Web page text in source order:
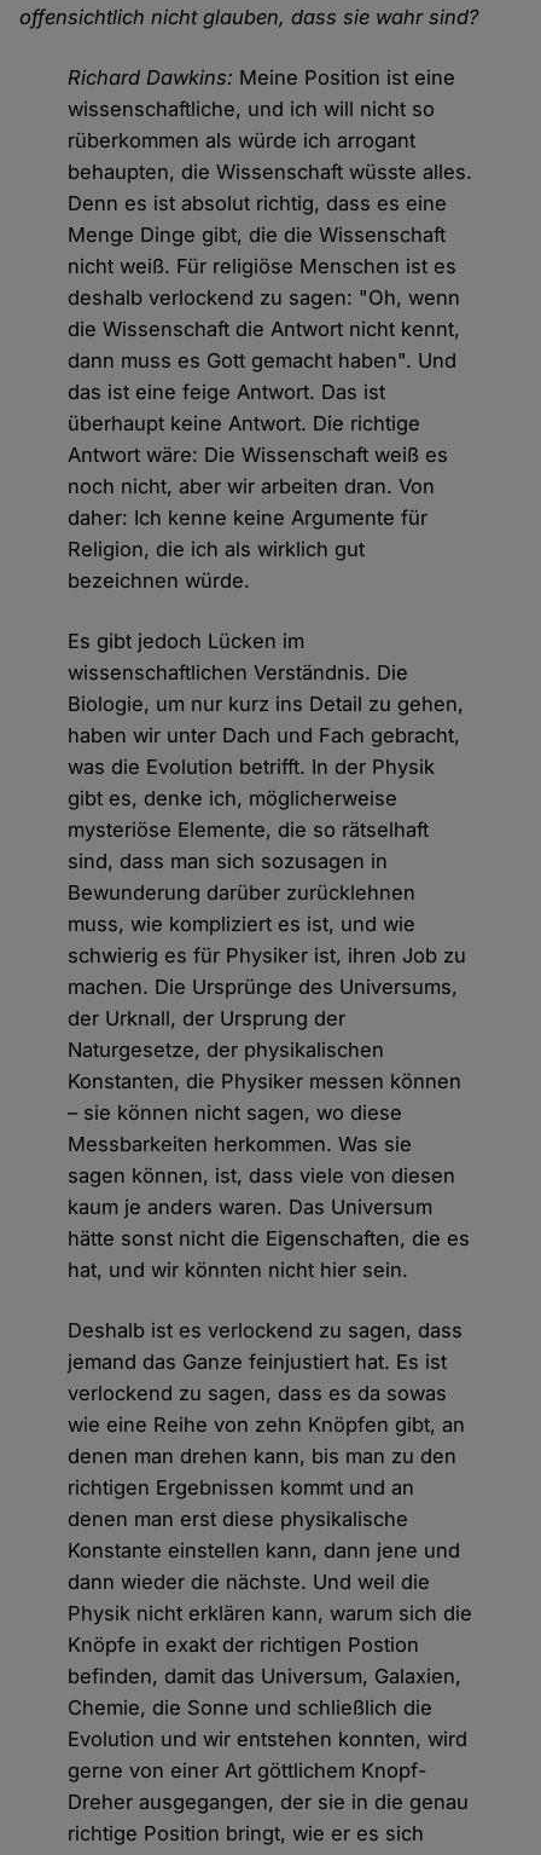
offensichtlich nicht glauben, dass sie wahr sind?
Richard Dawkins: Meine Position ist eine
wissenschaftliche, und ich will nicht so
rüberkommen als würde ich arrogant
behaupten, die Wissenschaft wüsste alles.
Denn es ist absolut richtig, dass es eine
Menge Dinge gibt, die die Wissenschaft
nicht weiß. Für religiöse Menschen ist es
deshalb verlockend zu sagen: "Oh, wenn
die Wissenschaft die Antwort nicht kennt,
dann muss es Gott gemacht haben". Und
das ist eine feige Antwort. Das ist
überhaupt keine Antwort. Die richtige
Antwort wäre: Die Wissenschaft weiß es
noch nicht, aber wir arbeiten dran. Von
daher: Ich kenne keine Argumente für
Religion, die ich als wirklich gut
bezeichnen würde.
Es gibt jedoch Lücken im
wissenschaftlichen Verständnis. Die
Biologie, um nur kurz ins Detail zu gehen,
haben wir unter Dach und Fach gebracht,
was die Evolution betrifft. In der Physik
gibt es, denke ich, möglicherweise
mysteriöse Elemente, die so rätselhaft
sind, dass man sich sozusagen in
Bewunderung darüber zurücklehnen
muss, wie kompliziert es ist, und wie
schwierig es für Physiker ist, ihren Job zu
machen. Die Ursprünge des Universums,
der Urknall, der Ursprung der
Naturgesetze, der physikalischen
Konstanten, die Physiker messen können
– sie können nicht sagen, wo diese
Messbarkeiten herkommen. Was sie
sagen können, ist, dass viele von diesen
kaum je anders waren. Das Universum
hätte sonst nicht die Eigenschaften, die es
hat, und wir könnten nicht hier sein.
Deshalb ist es verlockend zu sagen, dass
jemand das Ganze feinjustiert hat. Es ist
verlockend zu sagen, dass es da sowas
wie eine Reihe von zehn Knöpfen gibt, an
denen man drehen kann, bis man zu den
richtigen Ergebnissen kommt und an
denen man erst diese physikalische
Konstante einstellen kann, dann jene und
dann wieder die nächste. Und weil die
Physik nicht erklären kann, warum sich die
Knöpfe in exakt der richtigen Postion
befinden, damit das Universum, Galaxien,
Chemie, die Sonne und schließlich die
Evolution und wir entstehen konnten, wird
gerne von einer Art göttlichem Knopf-
Dreher ausgegangen, der sie in die genau
richtige Position bringt, wie er es sich